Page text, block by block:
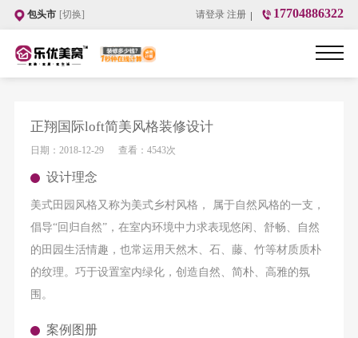
包头市 [切换] 请登录 注册 17704886322
正翔国际loft简美风格装修设计
日期： 2018-12-29查看： 4543次
设计理念
美式田园风格又称为美式乡村风格， 属于自然风格的一支，
倡导“回归自然”，在室内环境中力求表现悠闲、舒畅、自然
的田园生活情趣，也常运用天然木、石、藤、竹等材质质朴
的纹理。巧于设置室内绿化，创造自然、简朴、高雅的氛
围。
案例图册